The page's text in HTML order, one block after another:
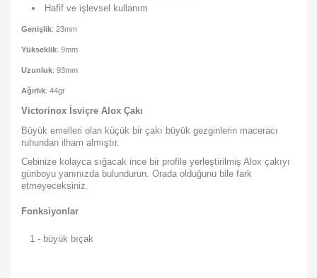
Hafif ve işlevsel kullanım
Genişlik: 23mm
Yükseklik: 9mm
Uzunluk: 93mm
Ağırlık: 44gr
Victorinox İsviçre Alox Çakı
Büyük emelleri olan küçük bir çakı büyük gezginlerin maceracı
ruhundan ilham almıştır.
Cebinize kolayca sığacak ince bir profile yerleştirilmiş Alox çakıyı
günboyu yanınızda bulundurun. Orada olduğunu bile fark
etmeyeceksiniz.
Fonksiyonlar
1 - büyük bıçak